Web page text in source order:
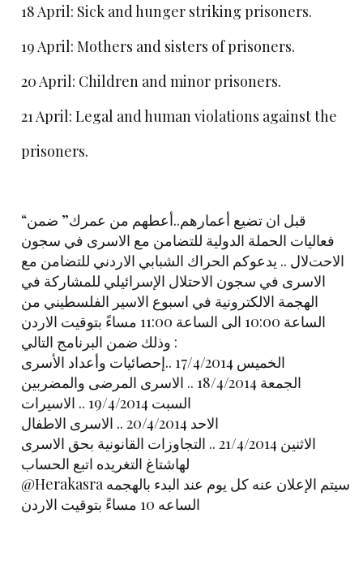
18 April: Sick and hunger striking prisoners.
19 April: Mothers and sisters of prisoners.
20 April: Children and minor prisoners.
21 April: Legal and human violations against the
prisoners.
“قبل ان تضيع أعمارهم..أعطهم من عمرك” ضمن
فعاليات الحملة الدولية للتضامن مع اﻻسرى في سجون
اﻻحتﻻل .. يدعوكم الحراك الشبابي الاردني للتضامن مع
الاسرى في سجون الاحتلال الإسرائيلي للمشاركة في
الهجمة اﻻلكترونية في اسبوع اﻻسير الفلسطيني من
الساعة 10:00 الى الساعة 11:00 مساءً بتوقيت الاردن
وذلك ضمن البرنامج التالي :
الخميس 17/4/2014 ..إحصائيات وأعداد اﻷسرى
الجمعة 18/4/2014 .. اﻻسرى المرضى والمضربين
السبت 19/4/2014 .. اﻻسيرات
اﻻحد 20/4/2014 .. اﻻسرى اﻻطفال
اﻻثنين 21/4/2014 .. التجاوزات القانونية بحق اﻻسرى
لهاشتاغ التغريده اتبع الحساب
@Herakasra سيتم الإعلان عنه كل يوم عند البدء بالهجمه
الساعه 10 مساءً بتوقيت الاردن